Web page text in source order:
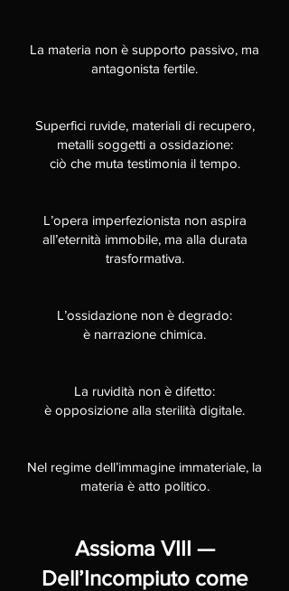
La materia non è supporto passivo, ma
antagonista fertile.
Superfici ruvide, materiali di recupero,
metalli soggetti a ossidazione:
ciò che muta testimonia il tempo.
L’opera imperfezionista non aspira
all’eternità immobile, ma alla durata
trasformativa.
L’ossidazione non è degrado:
è narrazione chimica.
La ruvidità non è difetto:
è opposizione alla sterilità digitale.
Nel regime dell’immagine immateriale, la
materia è atto politico.
Assioma VIII —
Dell’Incompiuto come